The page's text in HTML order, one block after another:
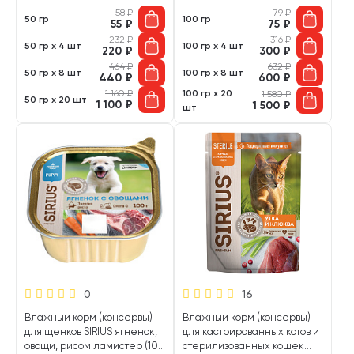
50 гр
58₽
55 ₽
50 гр х 4 шт
232₽
220 ₽
50 гр х 8 шт
464₽
440 ₽
50 гр х 20 шт
1 160₽
1 100 ₽
100 гр
79₽
75 ₽
100 гр х 4 шт
316₽
300 ₽
100 гр х 8 шт
632₽
600 ₽
100 гр х 20
шт
1 580₽
1 500 ₽
0
Влажный корм (консервы)
для щенков SIRIUS ягненок,
овощи, рисом ламистер (100
16
Влажный корм (консервы)
для кастрированных котов и
стерилизованных кошек